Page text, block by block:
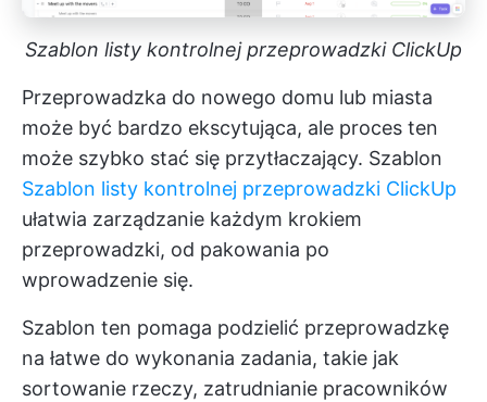
Szablon listy kontrolnej przeprowadzki ClickUp
Przeprowadzka do nowego domu lub miasta
może być bardzo ekscytująca, ale proces ten
może szybko stać się przytłaczający. Szablon
Szablon listy kontrolnej przeprowadzki ClickUp
ułatwia zarządzanie każdym krokiem
przeprowadzki, od pakowania po
wprowadzenie się.
Szablon ten pomaga podzielić przeprowadzkę
na łatwe do wykonania zadania, takie jak
sortowanie rzeczy, zatrudnianie pracowników